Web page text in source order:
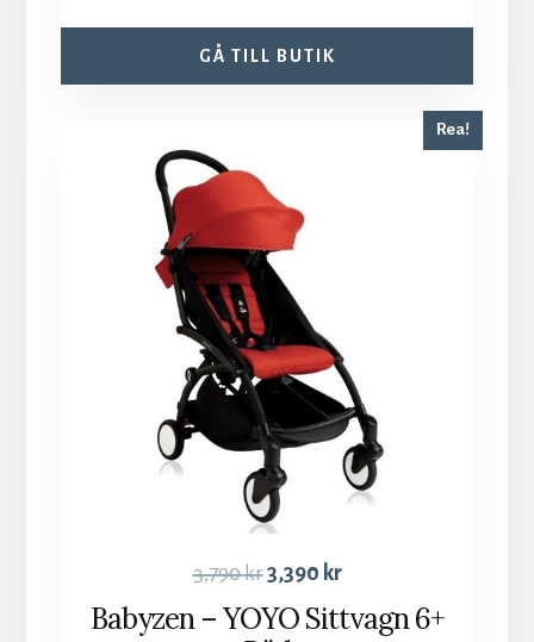
GÅ TILL BUTIK
Rea!
3,790kr3,390 kr
Babyzen – YOYO Sittvagn 6+